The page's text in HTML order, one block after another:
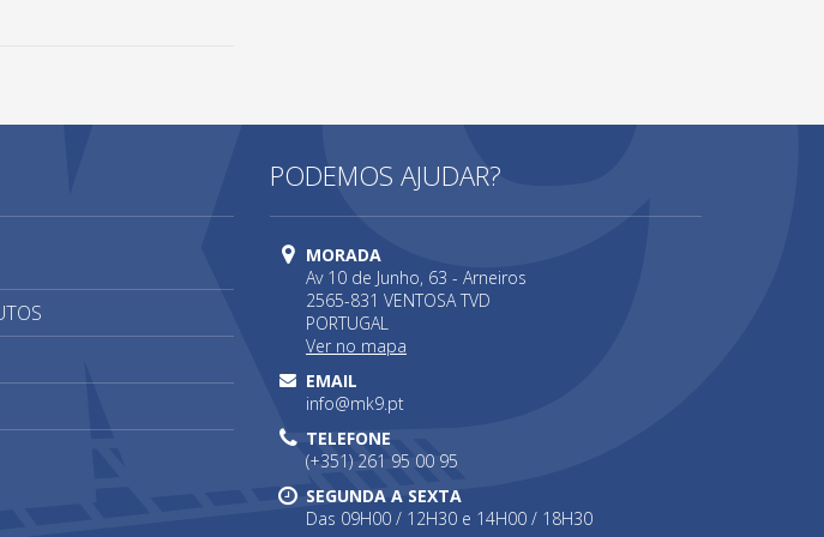
PODEMOS AJUDAR?
MORADA
Av 10 de Junho, 63 - Arneiros
2565-831 VENTOSA TVD
PORTUGAL
Ver no mapa
EMAIL
info@mk9.pt
TELEFONE
(+351) 261 95 00 95
SEGUNDA A SEXTA
Das 09H00 / 12H30 e 14H00 / 18H30